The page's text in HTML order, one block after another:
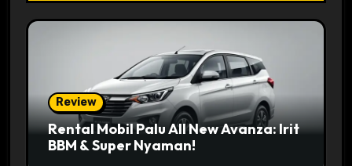
Review
Rental Mobil Palu All New Avanza: Irit
BBM & Super Nyaman!